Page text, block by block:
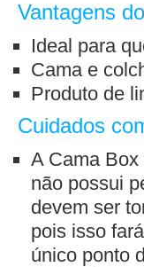
Vantagens
Ideal para
Cama e
Produto de
Cuidados
A Cama
não possui
devem ser
pois isso
único ponto